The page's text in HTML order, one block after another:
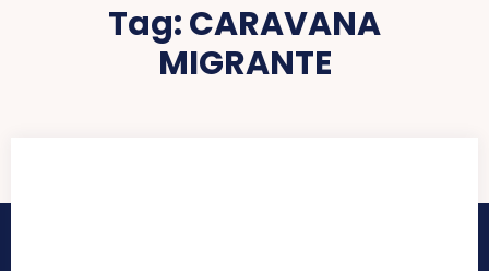
Tag:CARAVANA
MIGRANTE